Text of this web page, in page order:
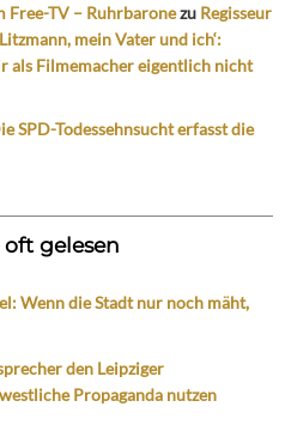
Free-TV – Ruhrbaronezu Regisseur
mein Vater und ich‘:
als Filmemacher eigentlich nicht
SPD-Todessehnsucht erfasst die
gelesen
Wenn die Stadt nur noch mäht,
den Leipziger
Propaganda nutzen